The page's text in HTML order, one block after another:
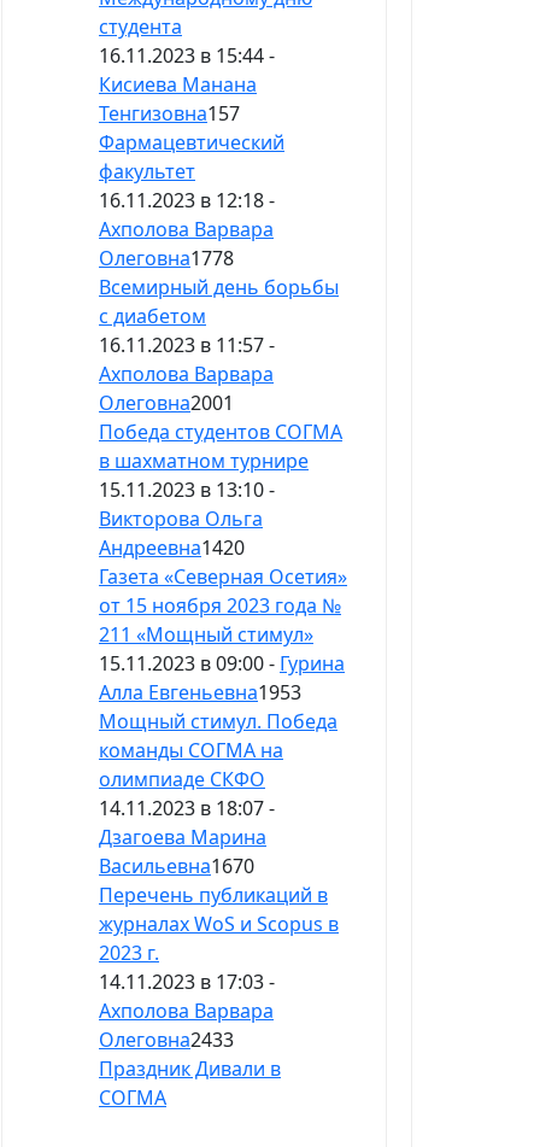
студента
16.11.2023 в 15:44 -
Кисиева Манана
Тенгизовна157
Фармацевтический
факультет
16.11.2023 в 12:18 -
Ахполова Варвара
Олеговна1778
Всемирный день борьбы
с диабетом
16.11.2023 в 11:57 -
Ахполова Варвара
Олеговна2001
Победа студентов СОГМА
в шахматном турнире
15.11.2023 в 13:10 -
Викторова Ольга
Андреевна1420
Газета «Северная Осетия»
от 15 ноября 2023 года №
211 «Мощный стимул»
15.11.2023 в 09:00 - Гурина
Алла Евгеньевна1953
Мощный стимул. Победа
команды СОГМА на
олимпиаде СКФО
14.11.2023 в 18:07 -
Дзагоева Марина
Васильевна1670
Перечень публикаций в
журналах WoS и Scopus в
2023 г.
14.11.2023 в 17:03 -
Ахполова Варвара
Олеговна2433
Праздник Дивали в
СОГМА